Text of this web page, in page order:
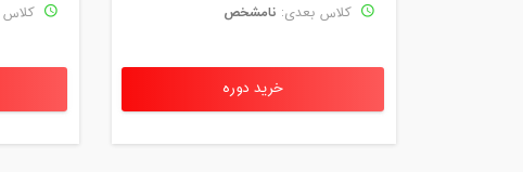
کلاس بعدی: نامشخص
خرید دوره